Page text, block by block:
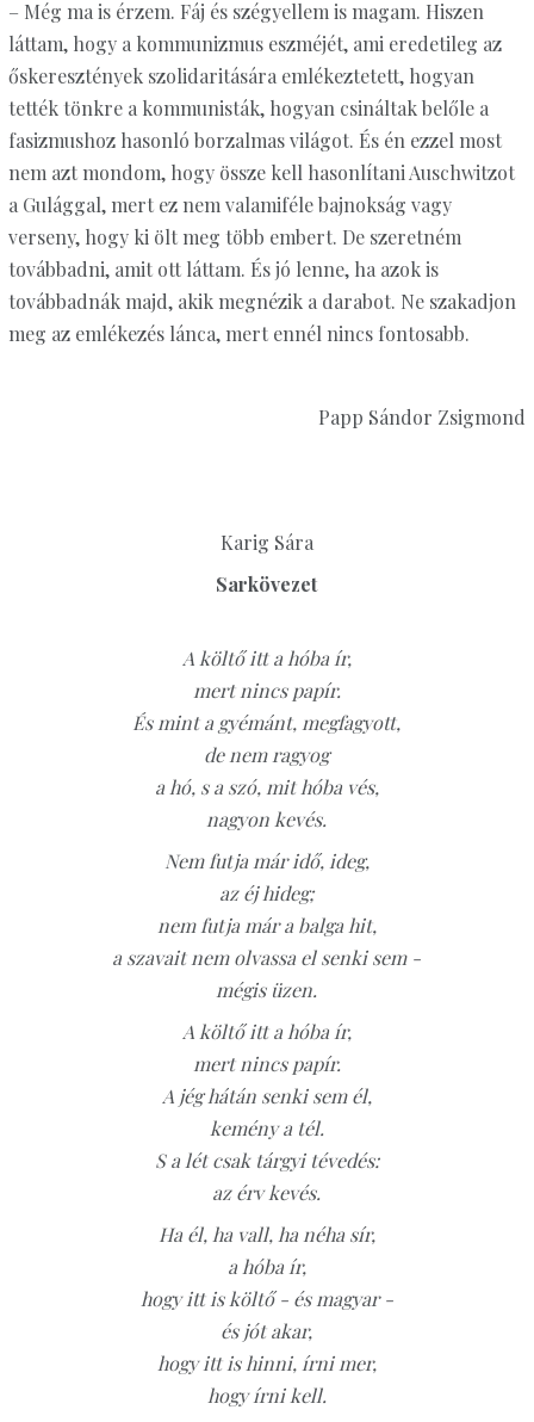
– Még ma is érzem. Fáj és szégyellem is magam. Hiszen
láttam, hogy a kommunizmus eszméjét, ami eredetileg az
őskeresztények szolidaritására emlékeztetett, hogyan
tették tönkre a kommunisták, hogyan csináltak belőle a
fasizmushoz hasonló borzalmas világot. És én ezzel most
nem azt mondom, hogy össze kell hasonlítani Auschwitzot
a Gulággal, mert ez nem valamiféle bajnokság vagy
verseny, hogy ki ölt meg több embert. De szeretném
továbbadni, amit ott láttam. És jó lenne, ha azok is
továbbadnák majd, akik megnézik a darabot. Ne szakadjon
meg az emlékezés lánca, mert ennél nincs fontosabb.
Papp Sándor Zsigmond
Karig Sára
Sarkövezet
A költő itt a hóba ír,
mert nincs papír.
És mint a gyémánt, megfagyott,
de nem ragyog
a hó, s a szó, mit hóba vés,
nagyon kevés.
Nem futja már idő, ideg,
az éj hideg;
nem futja már a balga hit,
a szavait nem olvassa el senki sem -
mégis üzen.
A költő itt a hóba ír,
mert nincs papír.
A jég hátán senki sem él,
kemény a tél.
S a lét csak tárgyi tévedés:
az érv kevés.
Ha él, ha vall, ha néha sír,
a hóba ír,
hogy itt is költő - és magyar -
és jót akar,
hogy itt is hinni, írni mer,
hogy írni kell.